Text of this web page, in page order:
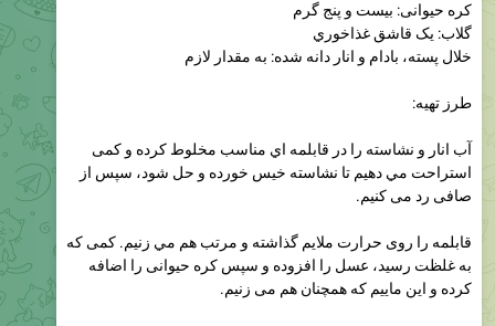
کره حیوانی: بیست و پنج گرم
گلاب: یک قاشق غذاخوري
خلال پسته، بادام و انار دانه شده: به مقدار لازم
طرز تهیه:
آب انار و نشاسته را در قابلمه اي مناسب مخلوط كرده و کمی
استراحت مي دهيم تا نشاسته خیس خورده و حل شود، سپس از
صافی رد می کنیم.
قابلمه را روی حرارت ملایم گذاشته و مرتب هم مي زنيم. کمی که
به غلظت رسید، عسل را افزوده و سپس کره حیوانی را اضافه
کرده و این ماییم که همچنان هم می زنیم.